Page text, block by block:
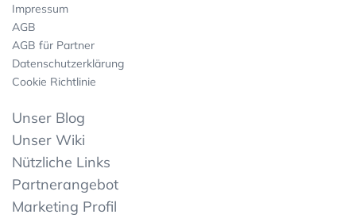
Impressum
AGB
AGB für Partner
Datenschutzerklärung
Cookie Richtlinie
Unser Blog
Unser Wiki
Nützliche Links
Partnerangebot
Marketing Profil